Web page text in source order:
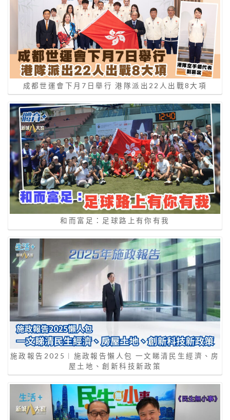
成都世運會下月7日舉行 港隊派出22人出戰8大項
和而富足：足球路上有你有我
施政報告2025︱施政報告懶人包 一文睇清民生經濟、房
屋土地、創新科技新政策